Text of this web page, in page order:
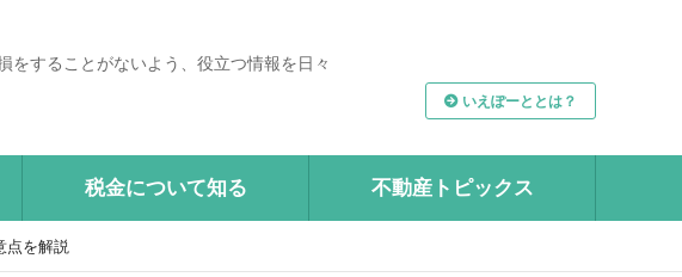
をすることがないよう、役立つ情報を日々
いえぽーととは？
税金について知る 不動産トピックス
点を解説